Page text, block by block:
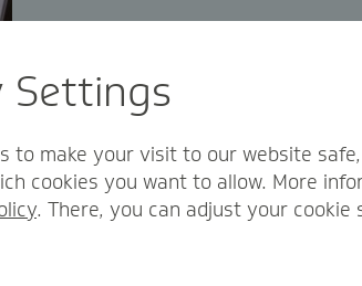
Settings
to make your visit to our website
cookies you want to allow. More
. There, you can adjust your